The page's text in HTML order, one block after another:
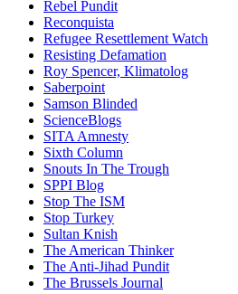
Rebel Pundit
Reconquista
Refugee Resettlement Watch
Resisting Defamation
Roy Spencer, Klimatolog
Saberpoint
Samson Blinded
ScienceBlogs
SITA Amnesty
Sixth Column
Snouts In The Trough
SPPI Blog
Stop The ISM
Stop Turkey
Sultan Knish
The American Thinker
The Anti-Jihad Pundit
The Brussels Journal